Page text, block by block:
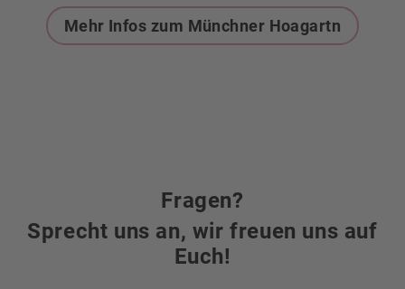
Mehr Infos zum Münchner Hoagartn
Fragen?
Sprecht uns an, wir freuen uns auf
Euch!